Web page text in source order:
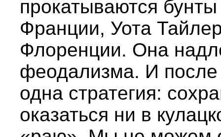
прокатываются
Франции, Уота
Флоренции. Она
феодализма. И после
одна стратегия:
оказаться ни в